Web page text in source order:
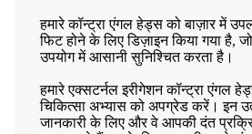
हमारे कॉन्ट्रा एंगल हेड्स को बाज़ार में
फिट होने के लिए डिज़ाइन किया गया है,
उपयोग में आसानी सुनिश्चित करता है।
हमारे एक्सटर्नल इरीगेशन कॉन्ट्रा एंगल
चिकित्सा अभ्यास को अपग्रेड करें। इन
जानकारी के लिए और वे आपकी दंत